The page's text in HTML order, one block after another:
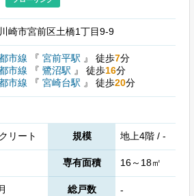
崎市宮前区土橋1丁目9-9
市線 『 宮前平駅 』 徒歩7分
市線
『 鷺沼駅 』 徒歩16分
市線
『 宮崎台駅 』 徒歩20分
リート 規模 地上4階 / -
専有面積 16～18㎡
総戸数 -